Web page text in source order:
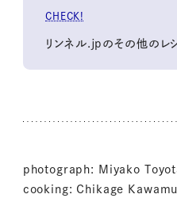
CHECK!
リンネル.jpのその他のレ
photograph: Miyako
cooking: Chikage